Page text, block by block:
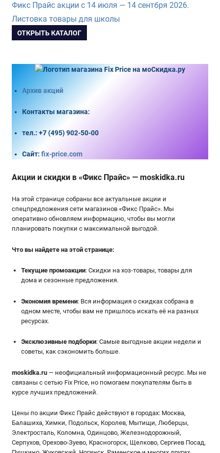
Фикс Прайс акции с 14 июля — 14 сентбря 2026.
Листовка товары для школы
ОТКРЫТЬ КАТАЛОГ
Архив акций
Контакты магазина:
тел.: +7 (495) 902-50-00
Сайт: fix-price.com
Акции и скидки в «Фикс Прайс» — moskidka.ru
На этой странице собраны все актуальные акции и
спецпредложения сети магазинов «Фикс Прайс». Мы
оперативно обновляем информацию, чтобы вы могли
планировать покупки с максимальной выгодой.
Что вы найдете на этой странице:
Текущие промоакции: Скидки на хоз-товары, товары для
дома и сезонные предложения.
Экономия времени: Вся информация о скидках собрана в
одном месте, чтобы вам не пришлось искать её на разных
ресурсах.
Эксклюзивные подборки: Самые выгодные акции недели и
советы, как сэкономить больше.
moskidka.ru — неофициальный информационный ресурс. Мы не
связаны с сетью Fix Price, но помогаем покупателям быть в
курсе лучших предложений.
Цены по акции Фикс Прайс действуют в городах: Москва,
Балашиха, Химки, Подольск, Королев, Мытищи, Люберцы,
Электросталь, Коломна, Одинцово, Железнодорожный,
Серпухов, Орехово-Зуево, Красногорск, Щелково, Сергиев Посад,